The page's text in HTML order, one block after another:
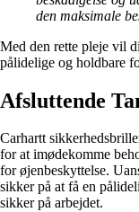
den maksimale
Med den rette pleje vil
pålidelige og holdbare
Afsluttende
Carhartt
for at imødekomme
for øjenbeskyttelse.
sikker på at få en
sikker på arbejdet.